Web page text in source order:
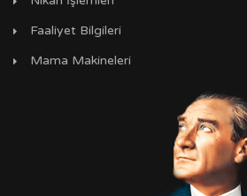
Faaliyet Bilgileri
Mama Makineleri